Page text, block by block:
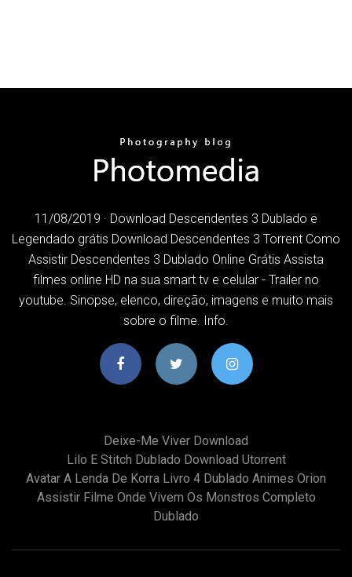
11/08/2019 · Download Descendentes 3 Dublado e
Legendado grátis Download Descendentes 3 Torrent Como
Assistir Descendentes 3 Dublado Online Grátis Assista
filmes online HD na sua smart tv e celular - Trailer no
youtube. Sinopse, elenco, direção, imagens e muito mais
sobre o filme. Info.
Deixe-Me Viver Download
Lilo E Stitch Dublado Download Utorrent
Avatar A Lenda De Korra Livro 4 Dublado Animes Orion
Assistir Filme Onde Vivem Os Monstros Completo
Dublado